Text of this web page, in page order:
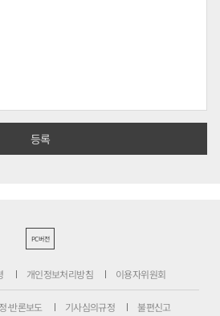
PC버전
개인정보처리방침 이용자위원회
·반론보도 기사심의규정 불편신고